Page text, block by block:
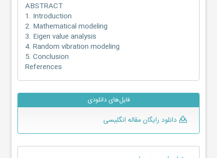
ABSTRACT
1. Introduction
2. Mathematical modeling
3. Eigen value analysis
4. Random vibration modeling
5. Conclusion
References
فایل‌های دانلودی
دانلود رایگان مقاله انگلیسی